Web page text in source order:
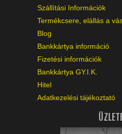
Szállítási Információk
Termékcsere, elállás a
Blog
Bankkártya információ
Fizetési információk
Bankkártya GY.I.K.
Hitel
Adatkezelési tájékoztató